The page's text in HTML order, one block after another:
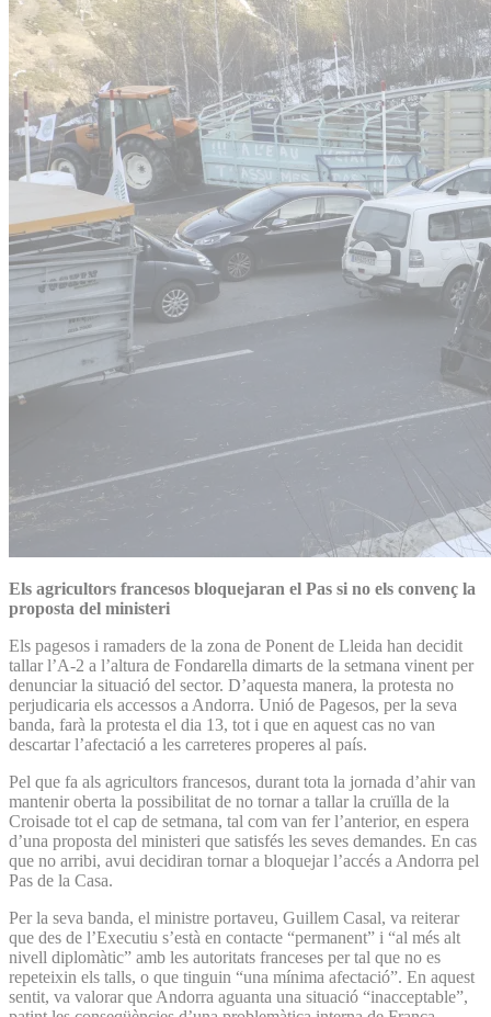
Els agricultors francesos bloquejaran el Pas si no els convenç la
proposta del ministeri
Els pagesos i ramaders de la zona de Ponent de Lleida han decidit
tallar l’A-2 a l’altura de Fondarella dimarts de la setmana vinent per
denunciar la situació del sector. D’aquesta manera, la protesta no
perjudicaria els accessos a Andorra. Unió de Pagesos, per la seva
banda, farà la protesta el dia 13, tot i que en aquest cas no van
descartar l’afectació a les carreteres properes al país.
Pel que fa als agricultors francesos, durant tota la jornada d’ahir van
mantenir oberta la possibilitat de no tornar a tallar la cruïlla de la
Croisade tot el cap de setmana, tal com van fer l’anterior, en espera
d’una proposta del ministeri que satisfés les seves demandes. En cas
que no arribi, avui decidiran tornar a bloquejar l’accés a Andorra pel
Pas de la Casa.
Per la seva banda, el ministre portaveu, Guillem Casal, va reiterar
que des de l’Executiu s’està en contacte “permanent” i “al més alt
nivell diplomàtic” amb les autoritats franceses per tal que no es
repeteixin els talls, o que tinguin “una mínima afectació”. En aquest
sentit, va valorar que Andorra aguanta una situació “inacceptable”,